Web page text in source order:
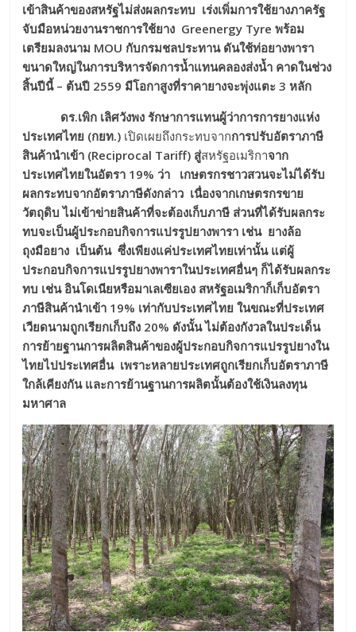
เข้าสินค้าของสหรัฐไม่ส่งผลกระทบ เร่งเพิ่มการใช้ยางภาครัฐ
จับมือหน่วยงานราชการใช้ยาง Greenergy Tyre พร้อม
เตรียมลงนาม MOU กับกรมชลประทาน ดันใช้ท่อยางพารา
ขนาดใหญ่ในการบริหารจัดการน้ำแทนคลองส่งน้ำ คาดในช่วง
สิ้นปีนี้ – ต้นปี 2559 มีโอกาสูงที่ราคายางจะพุ่งแตะ 3 หลัก
ดร.เพิก เลิศวังพง รักษาการแทนผู้ว่าการการยางแห่ง
ประเทศไทย (กยท.) เปิดเผยถึงกระทบจากการปรับอัตราภาษี
สินค้านำเข้า (Reciprocal Tariff) สู่สหรัฐอเมริกาจาก
ประเทศไทยในอัตรา 19% ว่า เกษตรกรชาวสวนจะไม่ได้รับ
ผลกระทบจากอัตราภาษีดังกล่าว เนื่องจากเกษตรกรขาย
วัตถุดิบ ไม่เข้าข่ายสินค้าที่จะต้องเก็บภาษี ส่วนที่ได้รับผลกระ
ทบจะเป็นผู้ประกอบกิจการแปรรูปยางพารา เช่น ยางล้อ
ถุงมือยาง เป็นต้น ซึ่งเพียงแค่ประเทศไทยเท่านั้นแต่ผู้
ประกอบกิจการแปรรูปยางพาราในประเทศอื่นๆ ก็ได้รับผลกระ
ทบ เช่นอินโดเนียหรือมาเลเซียเอง สหรัฐอเมริกาก็เก็บอัตรา
ภาษีสินค้านำเข้า 19% เท่ากับประเทศไทย ในขณะที่ประเทศ
เวียดนามถูกเรียกเก็บถึง 20% ดังนั้นไม่ต้องกังวลในประเด็น
การย้ายฐานการผลิตสินค้าของผู้ประกอบกิจการแปรรูปยางใน
ไทยไปประเทศอื่นเพราะหลายประเทศถูกเรียกเก็บอัตราภาษี
ใกล้เคียงกัน และการย้านฐานการผลิตนั้นต้องใช้เงินลงทุน
มหาศาล